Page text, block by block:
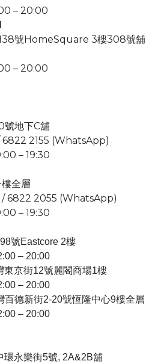
– 20:00
號HomeSquare 3樓308號舖
– 20:00
號地下C舖
6822 2155 (WhatsApp)
– 19:30
全層
6822 2055 (WhatsApp)
– 19:30
號Eastcore 2樓
– 20:00
東京街12號麗閣商場1樓
– 20:00
百德新街2-20號恆隆中心9樓全層
– 20:00
環永樂街5號, 2A&2B舖